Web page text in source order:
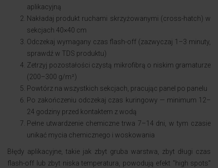
aplikacyjną
Nakładaj produkt ruchami skrzyżowanymi (cross-hatch) w
sekcjach 40×40 cm
Odczekaj wymagany czas flash-off (zazwyczaj 1–3 minuty,
sprawdź w TDS produktu)
Zetrzyj pozostałości czystą mikrofibrą o niskim gramaturze
(200–300 g/m²)
Powtórz na wszystkich sekcjach, pracując panel po panelu
Po zakończeniu odczekaj czas kuringowy — minimum 12–
24 godziny przed kontaktem z wodą
Pełne utwardzenie chemiczne trwa 7–14 dni, w tym czasie
unikać mycia chemicznego i woskowania
Błędy aplikacyjne, takie jak zbyt gruba warstwa, zbyt długi czas
flash-off lub zbyt niska temperatura, powodują efekt "high spots"